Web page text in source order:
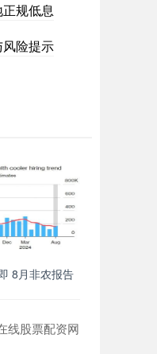
规低息
险提示
8月非农报告
线股票配资网